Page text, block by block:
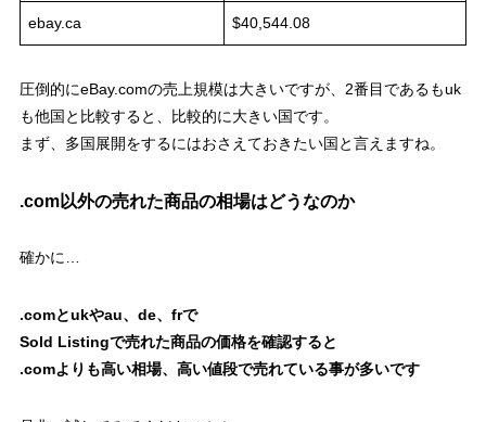
ebay.ca $40,544.08
圧倒的にeBay.comの売上規模は大きいですが、2番目であるもuk
も他国と比較すると、比較的に大きい国です。
まず、多国展開をするにはおさえておきたい国と言えますね。
.com以外の売れた商品の相場はどうなのか
確かに…
.comとukやau、de、frで
Sold Listingで売れた商品の価格を確認すると
.comよりも高い相場、高い値段で売れている事が多いです